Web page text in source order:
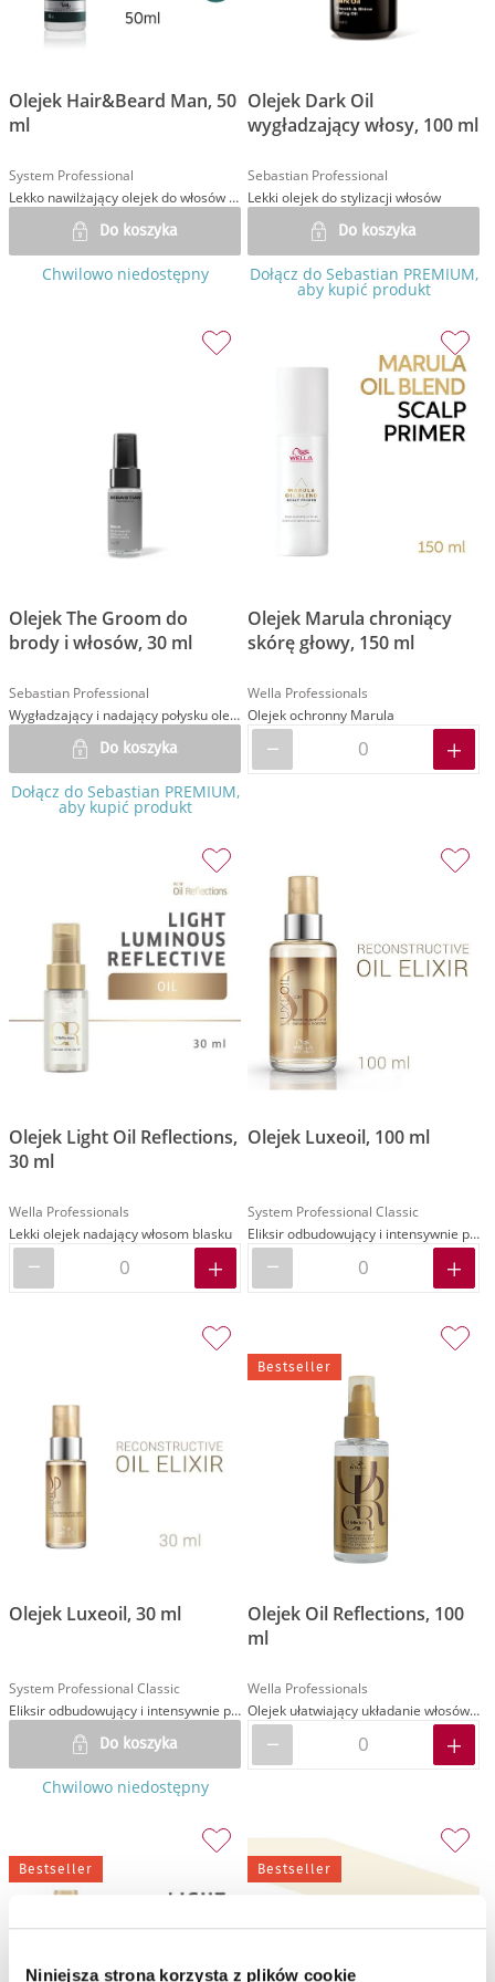
Niniejsza strona korzysta z plików cookie
Olejek Hair&Beard Man, 50
ml
System Professional
Lekko nawilżający olejek do włosów i brody
Do koszyka
Chwilowo niedostępny
Olejek Dark Oil
wygładzający włosy, 100 ml
Sebastian Professional
Lekki olejek do stylizacji włosów
Do koszyka
Dołącz do Sebastian PREMIUM,
aby kupić produkt
Olejek The Groom do
brody i włosów, 30 ml
Sebastian Professional
Wygładzający i nadający połysku olejek
Do koszyka
Dołącz do Sebastian PREMIUM,
aby kupić produkt
Olejek Marula chroniący
skórę głowy, 150 ml
Wella Professionals
Olejek ochronny Marula
Olejek Light Oil Reflections,
30 ml
Wella Professionals
Lekki olejek nadający włosom blasku
Olejek Luxeoil, 100 ml
System Professional Classic
Eliksir odbudowujący i intensywnie pielęgnujący
Olejek Luxeoil, 30 ml
System Professional Classic
Eliksir odbudowujący i intensywnie pielęgnujący
Do koszyka
Chwilowo niedostępny
Bestseller
Olejek Oil Reflections, 100
ml
Wella Professionals
Olejek ułatwiający układanie włosów nadający im błyszczące wykończenie
Bestseller Bestseller